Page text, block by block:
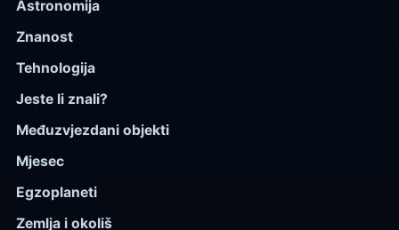
Astronomija
Znanost
Tehnologija
Jeste li znali?
Međuzvjezdani objekti
Mjesec
Egzoplaneti
Zemlja i okoliš